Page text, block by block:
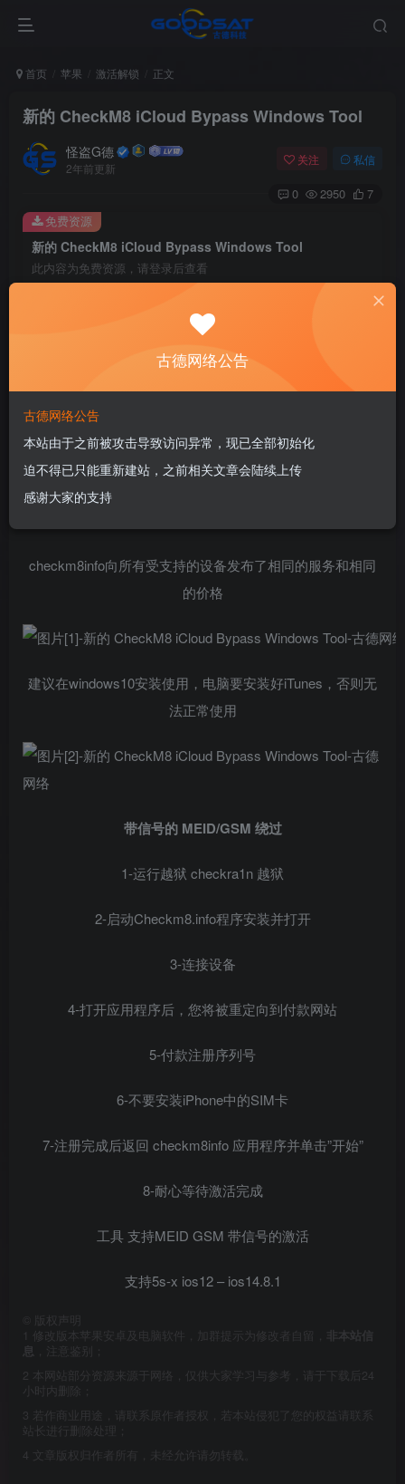
首页 苹果 激活解锁 正文
新的 CheckM8 iCloud Bypass Windows Tool
怪盗G德
2年前更新
关注 私信
0 2950 7
新的 CheckM8 iCloud Bypass Windows Tool
此内容为免费资源，请登录后查看
免费资源
checkm8团队刚刚发布了一个新的Windows工具，使用
此前只有Mac版
checkm8info向所有受支持的设备发布了相同的服务和相同
的价格
建议在windows10安装使用，电脑要安装好iTunes，否则无
法正常使用
带信号的 MEID/GSM 绕过
1-运行越狱 checkra1n 越狱
2-启动Checkm8.info程序安装并打开
3-连接设备
4-打开应用程序后，您将被重定向到付款网站
5-付款注册序列号
6-不要安装iPhone中的SIM卡
7-注册完成后返回 checkm8info 应用程序并单击”开始”
8-耐心等待激活完成
工具 支持MEID GSM 带信号的激活
支持5s-x ios12 – ios14.8.1
版权声明
1
修改版本苹果安卓及电脑软件，加群提示为修改者自留，
非本站信
息 ，注意鉴别；
2 本网站部分资源来源于网络，仅供大家学习与参考，请于下载后24
小时内删除；
3 若作商业用途，请联系原作者授权，若本站侵犯了您的权益请联系
站长进行删除处理；
4 文章版权归作者所有，未经允许请勿转载。
古德网络公告
古德网络公告
本站由于之前被攻击导致访问异常，现已全部初始化
迫不得已只能重新建站，之前相关文章会陆续上传
感谢大家的支持